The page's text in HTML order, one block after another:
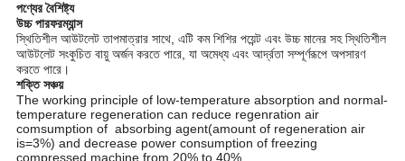
পণ্যের বৈশিষ্ট্য
উচ্চ পারফরম্যান্স
স্থিতিশীল আউটলেট তাপমাত্রার সাথে, এটি কম শিশির পয়েন্ট এবং উচ্চ মানের সহ স্থিতিশীল
আউটলেট সংকুচিত বায়ু অর্জন করতে পারে, যা অমেধ্য এবং আর্দ্রতা সম্পূর্ণরূপে অপসারণ
করতে পারে।
শক্তি সঞ্চয়
The working principle of low-temperature absorption and normal-
temperature regeneration can reduce regenration air
comsumption of absorbing agent(amount of regeneration air
is=3%) and decrease power consumption of freezing
compressed machine from 20% to 40%.